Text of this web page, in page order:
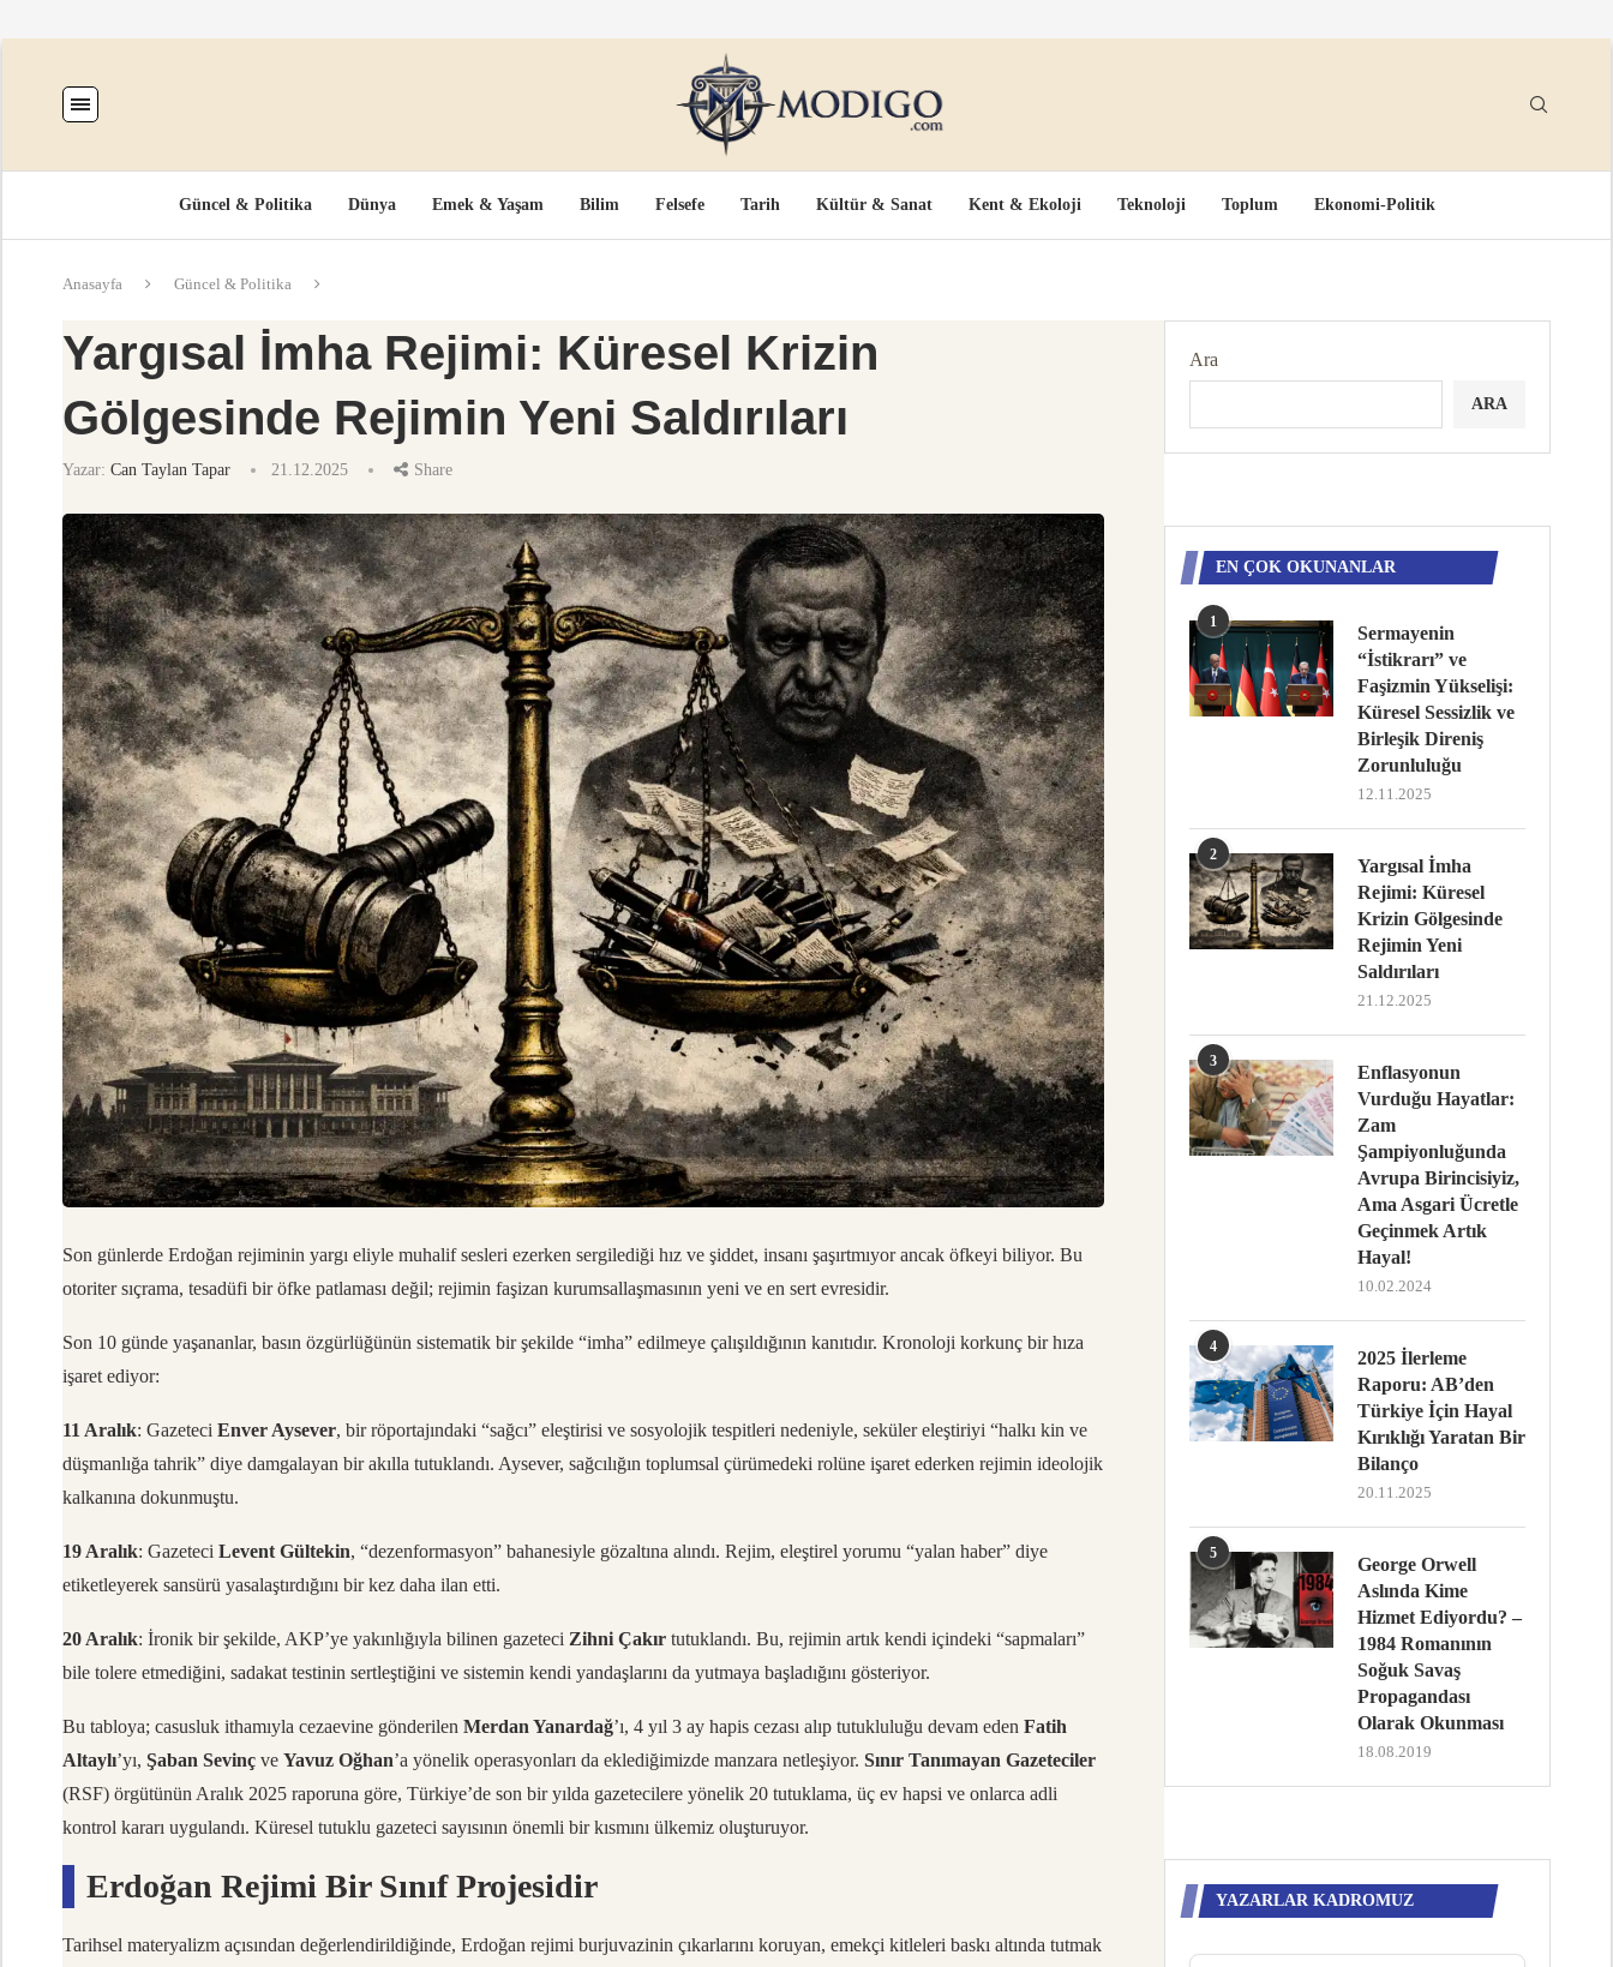
Güncel & Politika Dünya Emek & Yaşam Bilim Felsefe Tarih Kültür & Sanat Kent & Ekoloji Teknoloji Toplum Ekonomi-Politik
Anasayfa Güncel & Politika
Yargısal İmha Rejimi: Küresel Krizin
Gölgesinde Rejimin Yeni Saldırıları
Yazar: Can Taylan Tapar 21.12.2025 Share
Son günlerde Erdoğan rejiminin yargı eliyle muhalif sesleri ezerken sergilediği hız ve şiddet, insanı şaşırtmıyor ancak öfkeyi biliyor. Bu
otoriter sıçrama, tesadüfi bir öfke patlaması değil; rejimin faşizan kurumsallaşmasının yeni ve en sert evresidir.
Son 10 günde yaşananlar, basın özgürlüğünün sistematik bir şekilde “imha” edilmeye çalışıldığının kanıtıdır. Kronoloji korkunç bir hıza
işaret ediyor:
11 Aralık: Gazeteci Enver Aysever, bir röportajındaki “sağcı” eleştirisi ve sosyolojik tespitleri nedeniyle, seküler eleştiriyi “halkı kin ve
düşmanlığa tahrik” diye damgalayan bir akılla tutuklandı. Aysever, sağcılığın toplumsal çürümedeki rolüne işaret ederken rejimin ideolojik
kalkanına dokunmuştu.
19 Aralık: Gazeteci Levent Gültekin, “dezenformasyon” bahanesiyle gözaltına alındı. Rejim, eleştirel yorumu “yalan haber” diye
etiketleyerek sansürü yasalaştırdığını bir kez daha ilan etti.
20 Aralık: İronik bir şekilde, AKP’ye yakınlığıyla bilinen gazeteci Zihni Çakır tutuklandı. Bu, rejimin artık kendi içindeki “sapmaları”
bile tolere etmediğini, sadakat testinin sertleştiğini ve sistemin kendi yandaşlarını da yutmaya başladığını gösteriyor.
Bu tabloya; casusluk ithamıyla cezaevine gönderilen Merdan Yanardağ’ı, 4 yıl 3 ay hapis cezası alıp tutukluluğu devam eden Fatih
Altaylı’yı, Şaban Sevinç ve Yavuz Oğhan’a yönelik operasyonları da eklediğimizde manzara netleşiyor. Sınır Tanımayan Gazeteciler
(RSF) örgütünün Aralık 2025 raporuna göre, Türkiye’de son bir yılda gazetecilere yönelik 20 tutuklama, üç ev hapsi ve onlarca adli
kontrol kararı uygulandı. Küresel tutuklu gazeteci sayısının önemli bir kısmını ülkemiz oluşturuyor.
Erdoğan Rejimi Bir Sınıf Projesidir
Tarihsel materyalizm açısından değerlendirildiğinde, Erdoğan rejimi burjuvazinin çıkarlarını koruyan, emekçi kitleleri baskı altında tutmak
Ara
ARA
EN ÇOK OKUNANLAR
1
Sermayenin
“İstikrarı” ve
Faşizmin Yükselişi:
Küresel Sessizlik ve
Birleşik Direniş
Zorunluluğu
12.11.2025
2
Yargısal İmha
Rejimi: Küresel
Krizin Gölgesinde
Rejimin Yeni
Saldırıları
21.12.2025
3
Enflasyonun
Vurduğu Hayatlar:
Zam
Şampiyonluğunda
Avrupa Birincisiyiz,
Ama Asgari Ücretle
Geçinmek Artık
Hayal!
10.02.2024
4
2025 İlerleme
Raporu: AB’den
Türkiye İçin Hayal
Kırıklığı Yaratan Bir
Bilanço
20.11.2025
5
George Orwell
Aslında Kime
Hizmet Ediyordu? –
1984 Romanının
Soğuk Savaş
Propagandası
Olarak Okunması
18.08.2019
YAZARLAR KADROMUZ